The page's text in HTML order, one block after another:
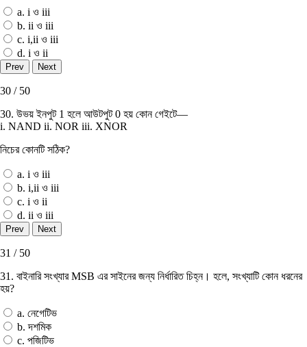
a. i ও iii
b. ii ও iii
c. i,ii ও iii
d. i ও ii
30 / 50
30. উভয় ইনপুট 1 হলে আউটপুট 0 হয় কোন গেইটে—
i. NAND ii. NOR iii. XNOR
নিচের কোনটি সঠিক?
a. i ও iii
b. i,ii ও iii
c. i ও ii
d. ii ও iii
31 / 50
31. বাইনারি সংখ্যার MSB এর সাইনের জন্য নির্ধারিত চিহ্ন। হলে, সংখ্যাটি কোন ধরনের
হয়?
a. নেগেটিভ
b. দশমিক
c. পজিটিভ